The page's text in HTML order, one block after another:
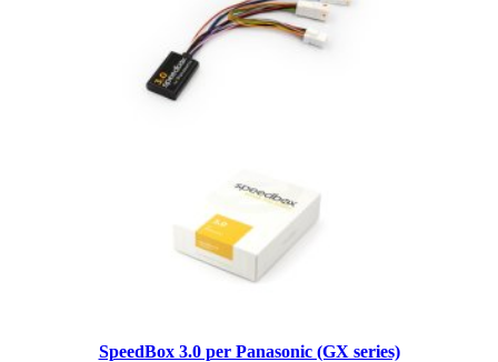
SpeedBox 3.0 per Panasonic (GX series)